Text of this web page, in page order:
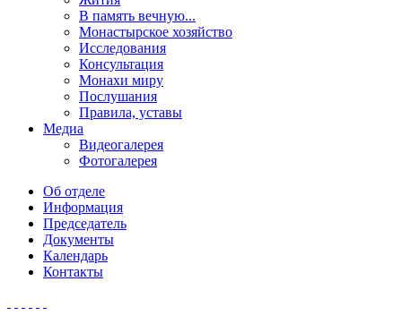
В память вечную...
Монастырское хозяйство
Исследования
Консультация
Монахи миру
Послушания
Правила, уставы
Медиа
Видеогалерея
Фотогалерея
Об отделе
Информация
Председатель
Документы
Календарь
Контакты